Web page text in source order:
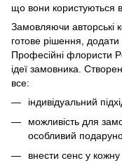
що вони користуються
Замовляючи авторські
готове рішення, додати
Професійні флористи
ідеї замовника.
все:
індивідуальний
можливість для
особливий
внести сенс у кожну